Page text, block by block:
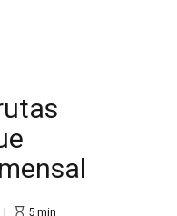
5min